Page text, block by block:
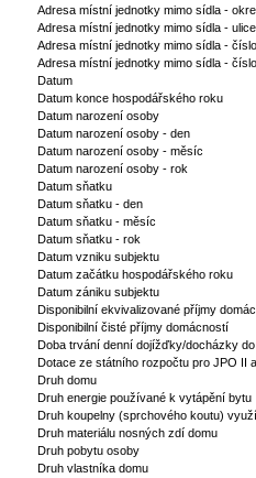
Adresa místní jednotky mimo sídla -
Adresa místní jednotky mimo sídla - ulice
Adresa místní jednotky mimo sídla -
Adresa místní jednotky mimo sídla -
Datum
Datum konce hospodářského roku
Datum narození osoby
Datum narození osoby - den
Datum narození osoby - měsíc
Datum narození osoby - rok
Datum sňatku
Datum sňatku - den
Datum sňatku - měsíc
Datum sňatku - rok
Datum vzniku subjektu
Datum začátku hospodářského roku
Datum zániku subjektu
Disponibilní ekvivalizované příjmy
Disponibilní čisté příjmy domácností
Doba trvání denní dojížďky/docházky
Dotace ze státního rozpočtu pro JPO II a
Druh domu
Druh energie používané k vytápění bytu
Druh koupelny (sprchového koutu)
Druh materiálu nosných zdí domu
Druh pobytu osoby
Druh vlastníka domu